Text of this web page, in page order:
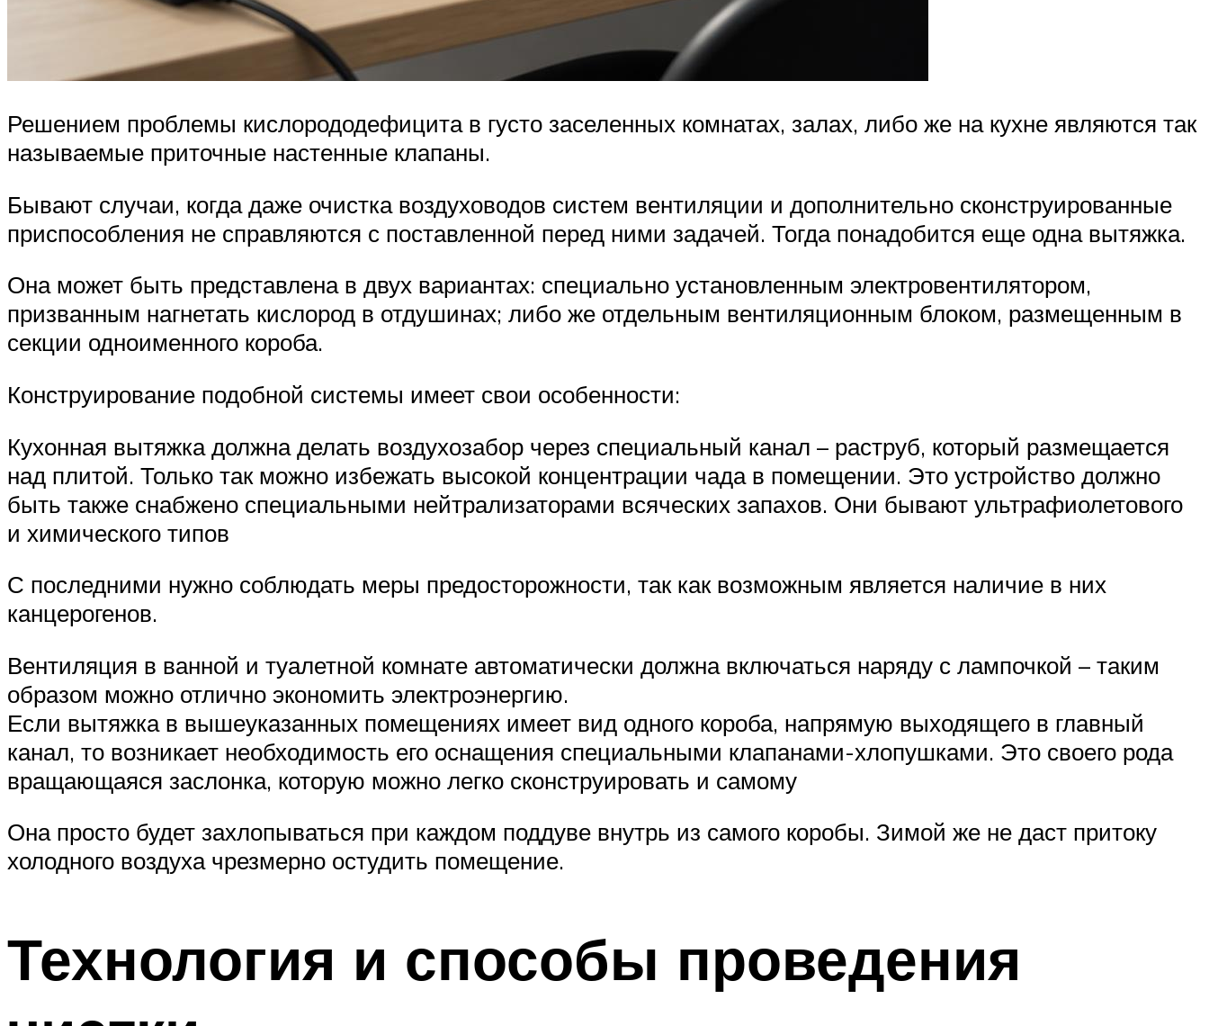
Решением проблемы кислорододефицита в густо заселенных комнатах, залах, либо же на кухне являются так
называемые приточные настенные клапаны.
Бывают случаи, когда даже очистка воздуховодов систем вентиляции и дополнительно сконструированные
приспособления не справляются с поставленной перед ними задачей. Тогда понадобится еще одна вытяжка.
Она может быть представлена в двух вариантах: специально установленным электровентилятором,
призванным нагнетать кислород в отдушинах; либо же отдельным вентиляционным блоком, размещенным в
секции одноименного короба.
Конструирование подобной системы имеет свои особенности:
Кухонная вытяжка должна делать воздухозабор через специальный канал – раструб, который размещается
над плитой. Только так можно избежать высокой концентрации чада в помещении. Это устройство должно
быть также снабжено специальными нейтрализаторами всяческих запахов. Они бывают ультрафиолетового
и химического типов
С последними нужно соблюдать меры предосторожности, так как возможным является наличие в них
канцерогенов.
Вентиляция в ванной и туалетной комнате автоматически должна включаться наряду с лампочкой – таким
образом можно отлично экономить электроэнергию.
Если вытяжка в вышеуказанных помещениях имеет вид одного короба, напрямую выходящего в главный
канал, то возникает необходимость его оснащения специальными клапанами-хлопушками. Это своего рода
вращающаяся заслонка, которую можно легко сконструировать и самому
Она просто будет захлопываться при каждом поддуве внутрь из самого коробы. Зимой же не даст притоку
холодного воздуха чрезмерно остудить помещение.
Технология и способы проведения